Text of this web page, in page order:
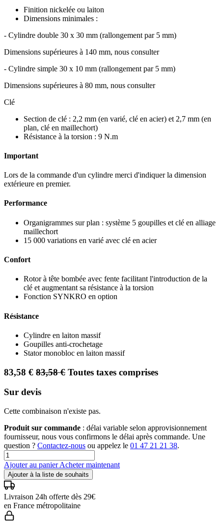
Finition nickelée ou laiton
Dimensions minimales :
- Cylindre double 30 x 30 mm (rallongement par 5 mm)
Dimensions supérieures à 140 mm, nous consulter
- Cylindre simple 30 x 10 mm (rallongement par 5 mm)
Dimensions supérieures à 80 mm, nous consulter
Clé
Section de clé : 2,2 mm (en varié, clé en acier) et 2,7 mm (en
plan, clé en maillechort)
Résistance à la torsion : 9 N.m
Important
Lors de la commande d'un cylindre merci d'indiquer la dimension
extérieure en premier.
Performance
Organigrammes sur plan : système 5 goupilles et clé en alliage
maillechort
15 000 variations en varié avec clé en acier
Confort
Rotor à tête bombée avec fente facilitant l'introduction de la
clé et augmentant sa résistance à la torsion
Fonction SYNKRO en option
Résistance
Cylindre en laiton massif
Goupilles anti-crochetage
Stator monobloc en laiton massif
83,58 € 83,58€ Toutes taxes comprises
Sur devis
Cette combinaison n'existe pas.
Produit sur commande : délai variable selon approvisionnement
fournisseur, nous vous confirmons le délai après commande. Une
question ? Contactez-nous ou appelez le 01 47 21 21 38.
Ajouter au panierAcheter maintenant
Ajouter à la liste de souhaits
Livraison 24h offerte dès 29€
en France métropolitaine